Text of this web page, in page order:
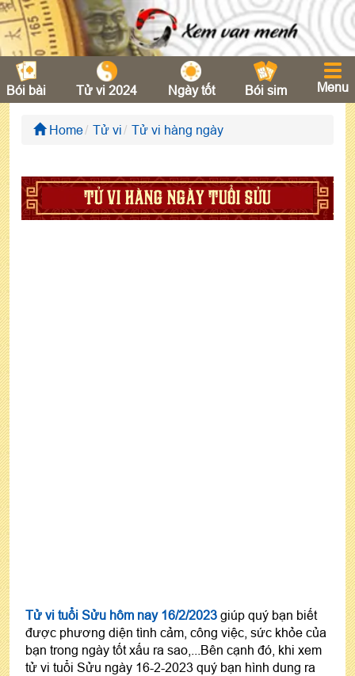
Bói bài Tử vi 2024 Ngày tốt Bói sim Menu
Home Tử vi Tử vi hàng ngày
TỬ VI HÀNG NGÀY TUỔI SỬU
Tử vi tuổi Sửu hôm nay 16/2/2023 giúp quý bạn biết
được phương diện tình cảm, công việc, sức khỏe của
bạn trong ngày tốt xấu ra sao,...Bên cạnh đó, khi xem
tử vi tuổi Sửu ngày 16-2-2023 quý bạn hình dung ra